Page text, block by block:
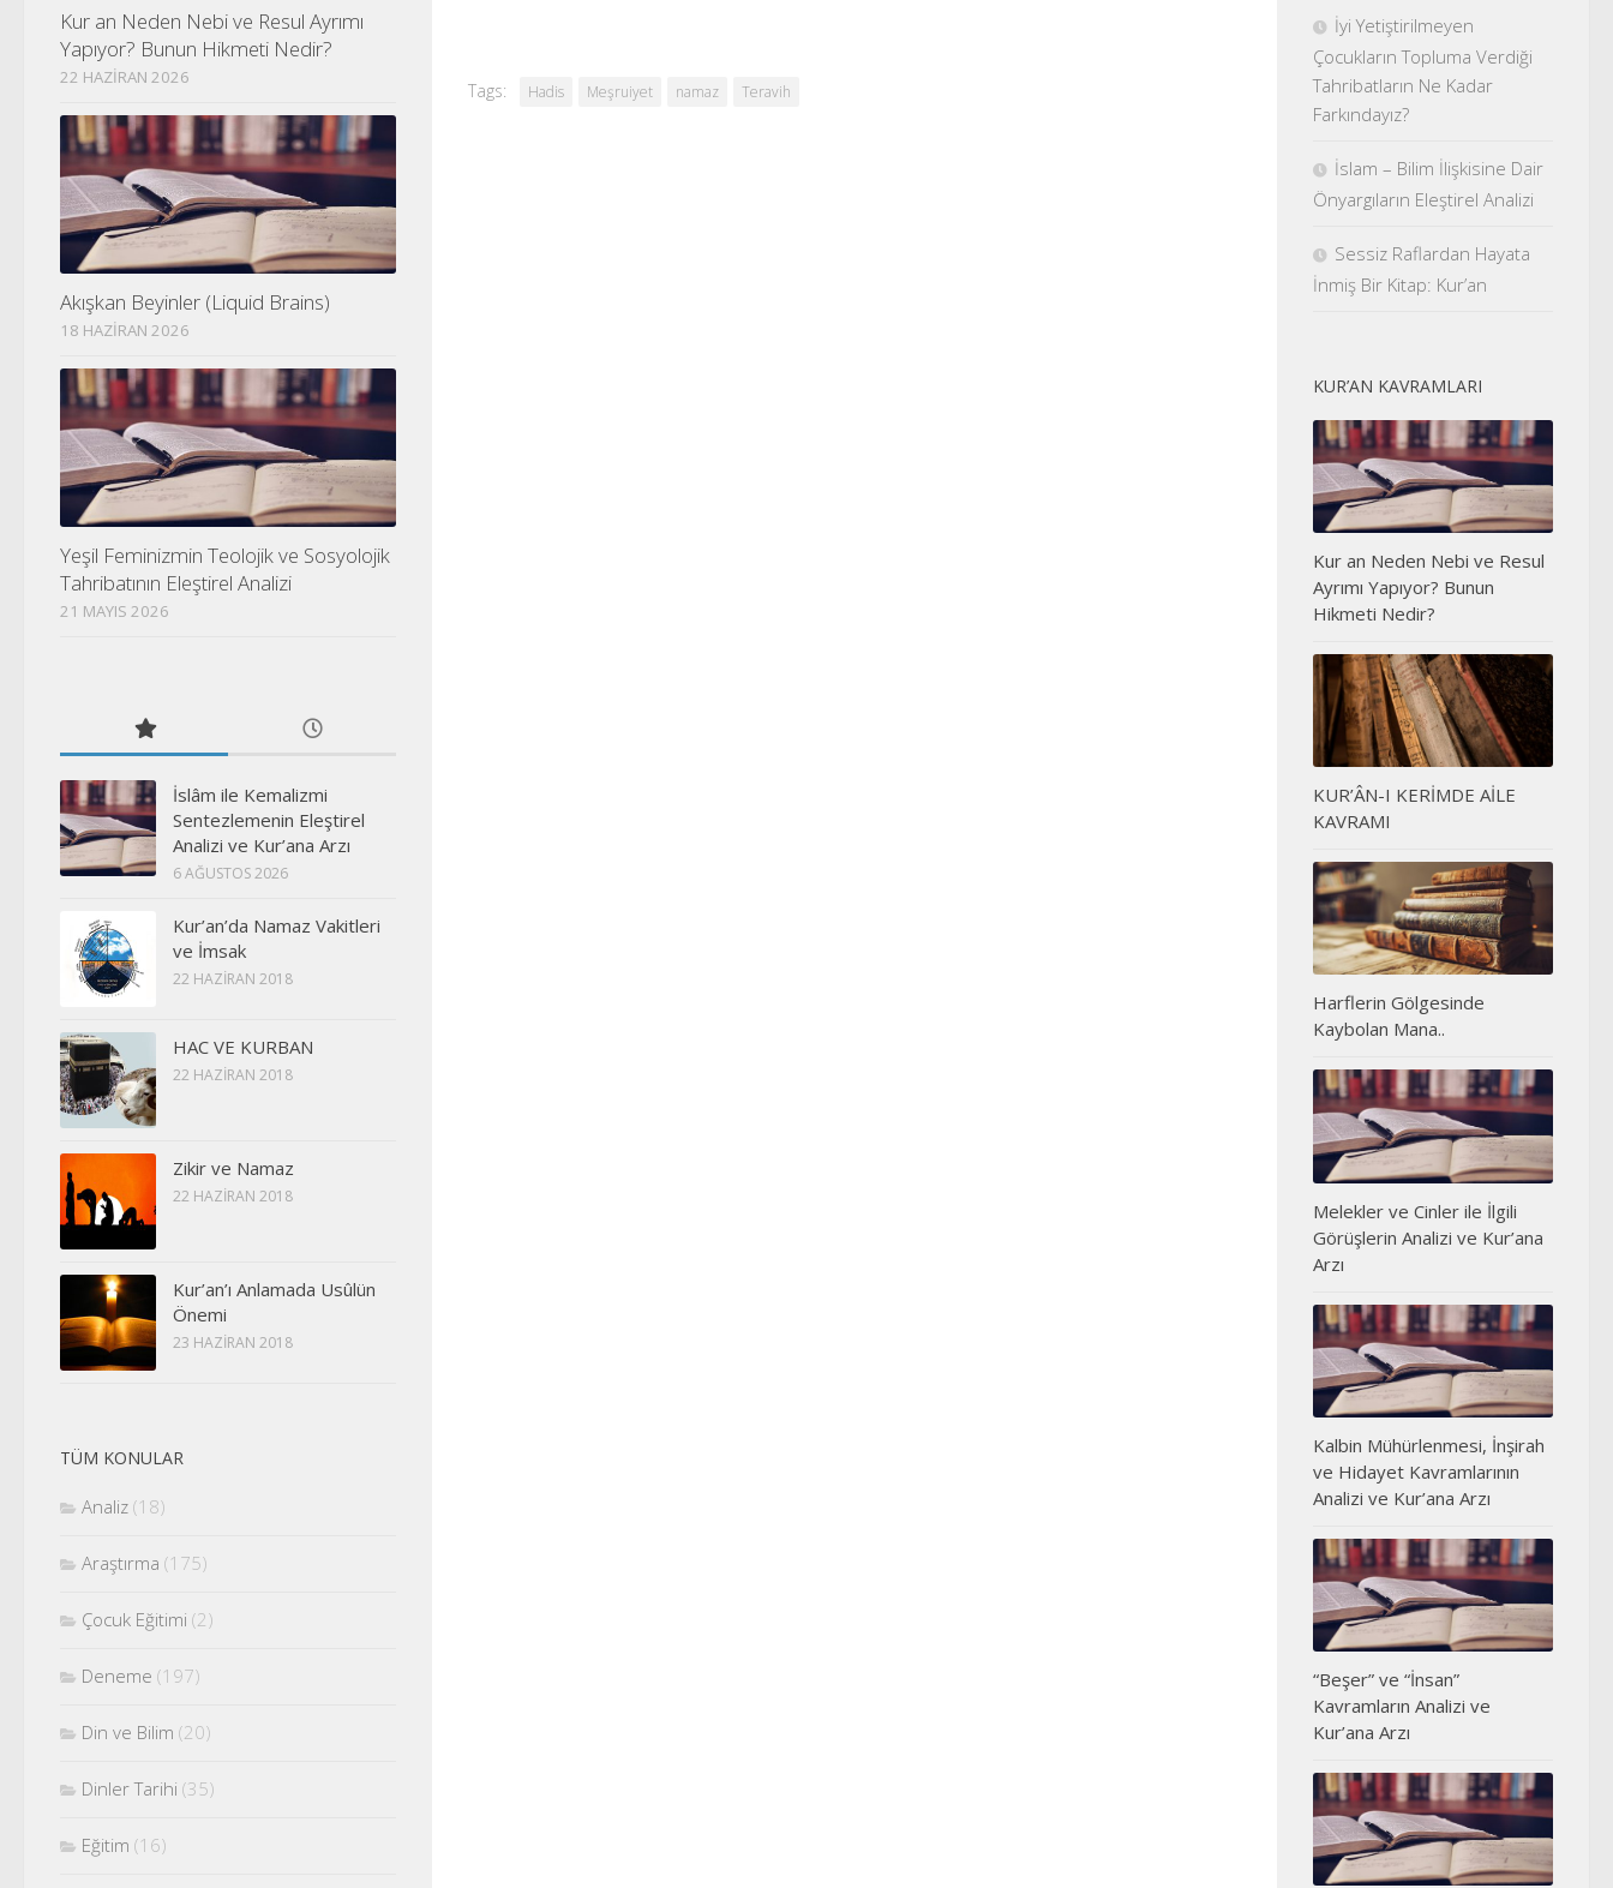
Tags: Hadis Meşruiyet namaz Teravih
Kur an Neden Nebi ve Resul Ayrımı
Yapıyor? Bunun Hikmeti Nedir?
22 HAZIRAN 2026
Akışkan Beyinler (Liquid Brains)
18 HAZIRAN 2026
Yeşil Feminizmin Teolojik ve Sosyolojik
Tahribatının Eleştirel Analizi
21 MAYIS 2026
İslâm ile Kemalizmi
Sentezlemenin Eleştirel
Analizi ve Kur’ana Arzı
6 AĞUSTOS 2026
Kur’an’da Namaz Vakitleri
ve İmsak
22 HAZIRAN 2018
HAC VE KURBAN
22 HAZIRAN 2018
Zikir ve Namaz
22 HAZIRAN 2018
Kur’an’ı Anlamada Usûlün
Önemi
23 HAZIRAN 2018
TÜM KONULAR
Analiz (18)
Araştırma (175)
Çocuk Eğitimi (2)
Deneme (197)
Din ve Bilim (20)
Dinler Tarihi (35)
Eğitim (16)
İyi Yetiştirilmeyen
Çocukların Topluma Verdiği
Tahribatların Ne Kadar
Farkındayız?
İslam – Bilim İlişkisine Dair
Önyargıların Eleştirel Analizi
Sessiz Raflardan Hayata
İnmiş Bir Kitap: Kur’an
KUR’AN KAVRAMLARI
Kur an Neden Nebi ve Resul
Ayrımı Yapıyor? Bunun
Hikmeti Nedir?
KUR’ÂN-I KERİMDE AİLE
KAVRAMI
Harflerin Gölgesinde
Kaybolan Mana..
Melekler ve Cinler ile İlgili
Görüşlerin Analizi ve Kur’ana
Arzı
Kalbin Mühürlenmesi, İnşirah
ve Hidayet Kavramlarının
Analizi ve Kur’ana Arzı
“Beşer” ve “İnsan”
Kavramların Analizi ve
Kur’ana Arzı